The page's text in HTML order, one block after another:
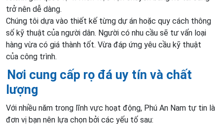
trở nên dễ dàng.
Chúng tôi dựa vào thiết kế từng dự án hoặc quy cách thông
số kỹ thuật của người dân. Người có nhu cầu sẽ tư vấn loại
hàng vừa có giá thành tốt. Vừa đáp ứng yêu cầu kỹ thuật
của công trình.
Nơi cung cấp rọ đá uy tín và chất
lượng
Với nhiều năm trong lĩnh vực hoạt động, Phú An Nam tự tin là
đơn vị bạn nên lựa chọn bởi các yếu tố sau: